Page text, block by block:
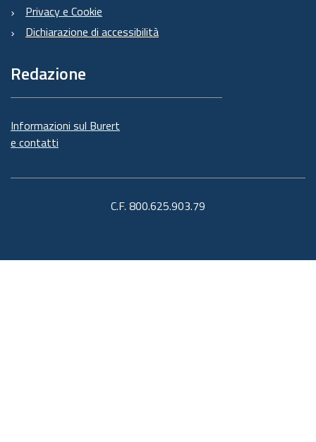
Privacy e Cookie
Dichiarazione di accessibilità
Redazione
Informazioni sul Burert
e contatti
C.F. 800.625.903.79